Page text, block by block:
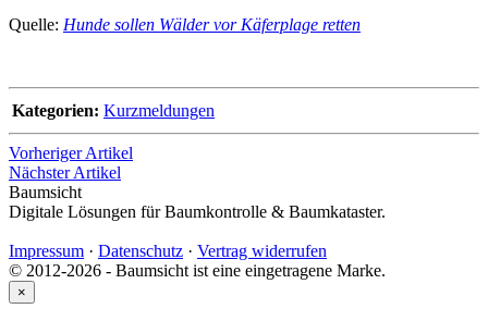
Quelle: Hunde sollen Wälder vor Käferplage retten
Kategorien: Kurzmeldungen
Vorheriger Artikel
Nächster Artikel
Baumsicht
Digitale Lösungen für Baumkontrolle & Baumkataster.
Impressum · Datenschutz · Vertrag widerrufen
© 2012-2026 - Baumsicht ist eine eingetragene Marke.
×